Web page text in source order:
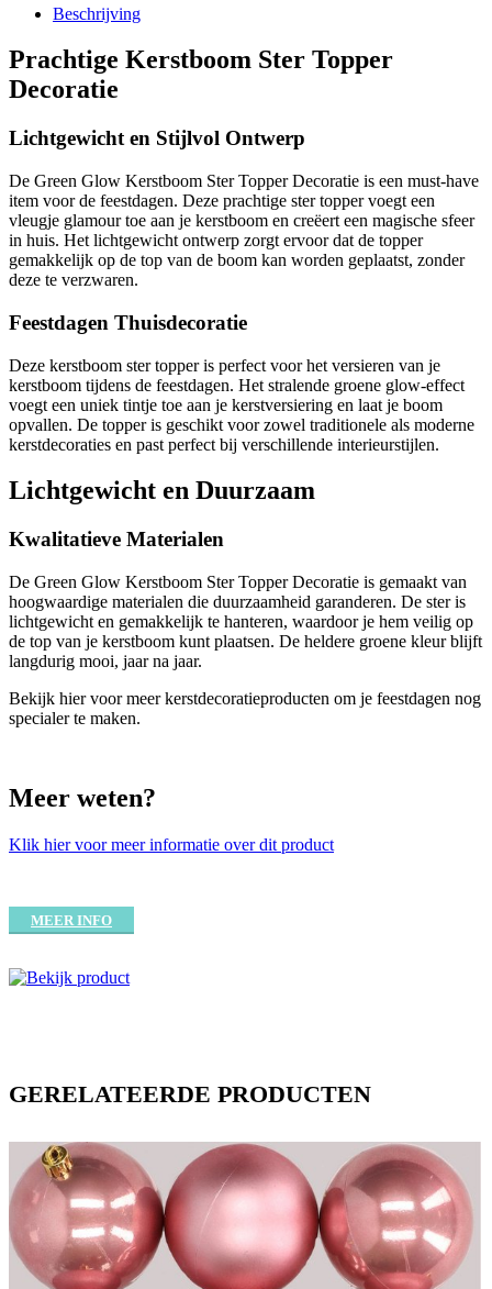
Beschrijving
Prachtige Kerstboom Ster Topper
Decoratie
Lichtgewicht en Stijlvol Ontwerp
De Green Glow Kerstboom Ster Topper Decoratie is een must-have
item voor de feestdagen. Deze prachtige ster topper voegt een
vleugje glamour toe aan je kerstboom en creëert een magische sfeer
in huis. Het lichtgewicht ontwerp zorgt ervoor dat de topper
gemakkelijk op de top van de boom kan worden geplaatst, zonder
deze te verzwaren.
Feestdagen Thuisdecoratie
Deze kerstboom ster topper is perfect voor het versieren van je
kerstboom tijdens de feestdagen. Het stralende groene glow-effect
voegt een uniek tintje toe aan je kerstversiering en laat je boom
opvallen. De topper is geschikt voor zowel traditionele als moderne
kerstdecoraties en past perfect bij verschillende interieurstijlen.
Lichtgewicht en Duurzaam
Kwalitatieve Materialen
De Green Glow Kerstboom Ster Topper Decoratie is gemaakt van
hoogwaardige materialen die duurzaamheid garanderen. De ster is
lichtgewicht en gemakkelijk te hanteren, waardoor je hem veilig op
de top van je kerstboom kunt plaatsen. De heldere groene kleur blijft
langdurig mooi, jaar na jaar.
Bekijk hier voor meer kerstdecoratieproducten om je feestdagen nog
specialer te maken.
Meer weten?
Klik hier voor meer informatie over dit product
MEER INFO
GERELATEERDE PRODUCTEN